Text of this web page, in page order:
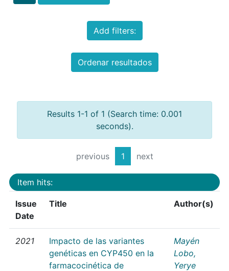
Add filters:
Ordenar resultados
Results 1-1 of 1 (Search time: 0.001
seconds).
previous 1 next
Item hits:
Issue
Date
Title Author(s)
2021
Impacto de las variantes
genéticas en CYP450 en la
farmacocinética de
Mayén
Lobo,
Yerye